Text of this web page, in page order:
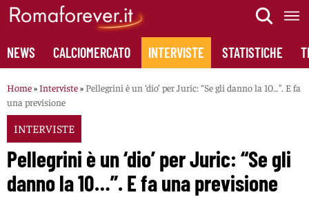
Skip
content
NEWS CALCIOMERCATO INTERVISTE STATISTICHE
Home»Interviste» Pellegrini è un ‘dio’ per Juric: “Se gli danno la 10…”. E fa
una previsione
INTERVISTE
Pellegrini è un ‘dio’ per Juric: “Se gli
danno la 10…”. E fa una previsione